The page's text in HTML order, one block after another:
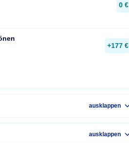
0 €
+177 €
ausklappen
ausklappen